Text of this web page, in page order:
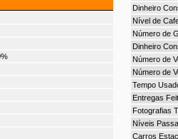
Dinheiro
Nível de
Número de
Dinheiro
Número de
Número de
Tempo
Entregas
Fotografias
Níveis
Carros